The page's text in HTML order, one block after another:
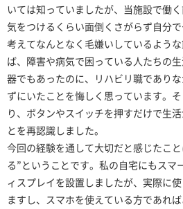
いては知っていましたが、当施設で働
気をつけるくらい面倒くさがらず自分
考えてなんとなく毛嫌いしているよう
ば、障害や病気で困っている人たちの
器でもあったのに、リハビリ職であり
ずにいたことを悔しく思っています。
り、ボタンやスイッチを押すだけで生
とを再認識しました。
今回の経験を通して大切だと感じたこ
る”ということです。私の自宅にもスマ
ィスプレイを設置しましたが、実際に
ますし、スマホを使えている方であれ